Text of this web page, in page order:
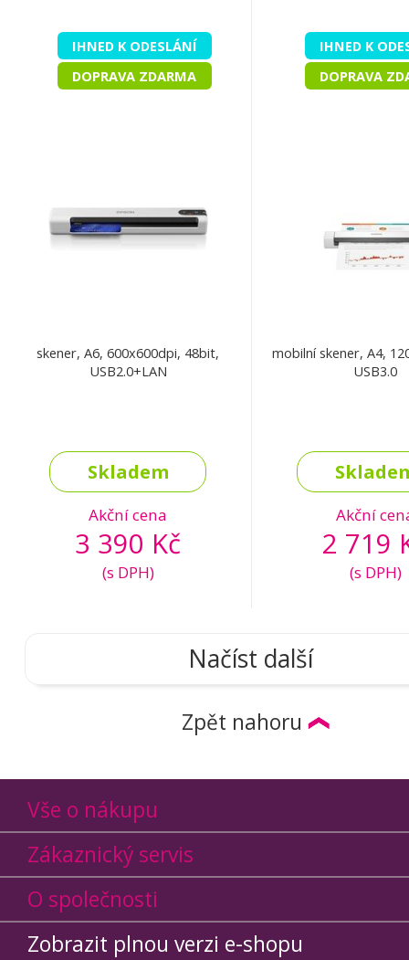
IHNED K ODESLÁNÍ
DOPRAVA ZDARMA
skener, A6, 600x600dpi, 48bit,
USB2.0+LAN
Skladem
Akční cena
3 390 Kč
(s DPH)
IHNED K
DOPRAVA
mobilní skener, A4,
USB3.0
Akční
2 719
(s DPH)
Načíst další
Zpět nahoru
Vše o nákupu
Zákaznický servis
O společnosti
Zobrazit plnou verzi e-shopu